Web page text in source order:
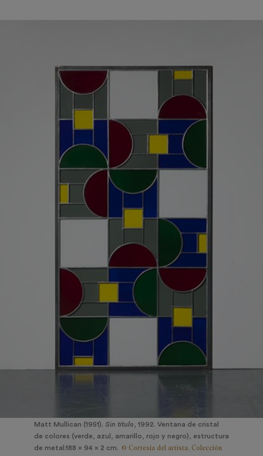
Matt Mullican (1951). Sin título , 1992. Ventana de cristal
de colores (verde, azul, amarillo, rojo y negro), estructura
de metal.188 x 94 x 2 cm. © Cortesía del artista. Colección